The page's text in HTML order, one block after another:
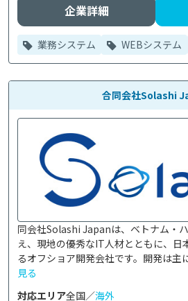
企業詳細
業務システム WEBシステム
合同会社Solashi
同会社Solashi Japanは、ベトナム・
え、現地の優秀なIT人材とともに、日
るオフショア開発会社です。開発は主
見る
対応エリア全国／海外